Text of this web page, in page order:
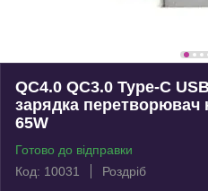
QC4.0 QC3.0 Type-C
зарядка перетворювач
65W
Готово до відправки
Код: 10031
Роздріб